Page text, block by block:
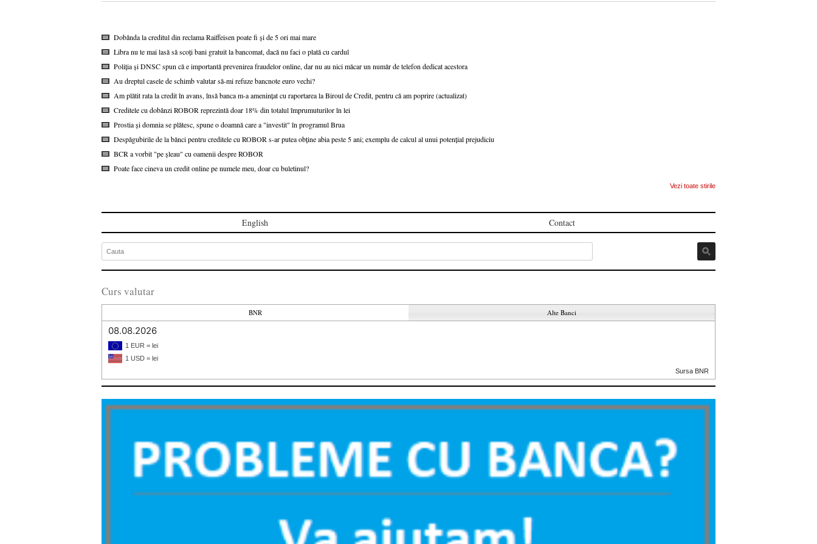
Dobânda la creditul din reclama Raiffeisen poate fi și de 5 ori mai mare
Libra nu te mai lasă să scoți bani gratuit la bancomat, dacă nu faci o plată cu cardul
Poliția și DNSC spun că e importantă prevenirea fraudelor online, dar nu au nici măcar un număr de telefon dedicat acestora
Au dreptul casele de schimb valutar să-mi refuze bancnote euro vechi?
Am plătit rata la credit în avans, însă banca m-a amenințat cu raportarea la Biroul de Credit, pentru că am poprire (actualizat)
Creditele cu dobânzi ROBOR reprezintă doar 18% din totalul împrumuturilor în lei
Prostia și domnia se plătesc, spune o doamnă care a "investit" în programul Brua
Despăgubirile de la bănci pentru creditele cu ROBOR s-ar putea obține abia peste 5 ani; exemplu de calcul al unui potențial prejudiciu
BCR a vorbit "pe șleau" cu oamenii despre ROBOR
Poate face cineva un credit online pe numele meu, doar cu buletinul?
Vezi toate stirile
English Contact
Curs valutar
BNR Alte Banci
08.08.2026
1 EUR = lei
1 USD = lei
Sursa BNR